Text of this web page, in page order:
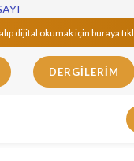
dijital okumak için buraya
DERGILERIM